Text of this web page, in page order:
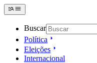
Buscar
Política
Eleições
Internacional